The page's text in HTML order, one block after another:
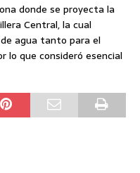
donde se proyecta la
Central, la cual
agua tanto para el
lo que consideró esencial